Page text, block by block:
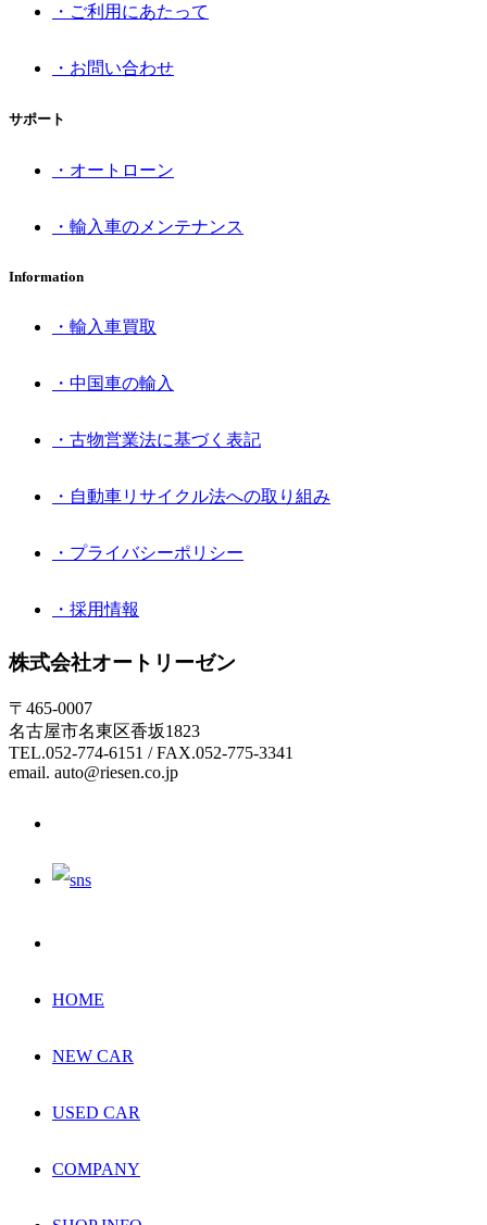
・ご利用にあたって
・お問い合わせ
サポート
・オートローン
・輸入車のメンテナンス
Information
・輸入車買取
・中国車の輸入
・古物営業法に基づく表記
・自動車リサイクル法への取り組み
・プライバシーポリシー
・採用情報
株式会社オートリーゼン
〒465-0007
名古屋市名東区香坂1823
TEL.052-774-6151 / FAX.052-775-3341
email. auto@riesen.co.jp
HOME
NEW CAR
USED CAR
COMPANY